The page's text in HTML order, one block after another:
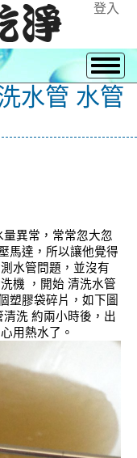
登入
水管 水管
異常，常常忽大忽
馬達，所以讓他覺得
水管問題，並沒有
機 ，開始 清洗水管
塑膠袋碎片，如下圖
洗 約兩小時後，出
用熱水了。